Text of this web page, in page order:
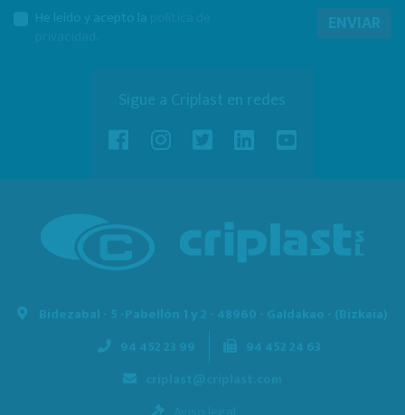
ENVIAR
Sigue a Criplast en redes
Bidezabal - 5 -Pabellón 1 y 2 - 48960 - Galdakao - (Bizkaia)
94 452 23 99
94 452 24 63